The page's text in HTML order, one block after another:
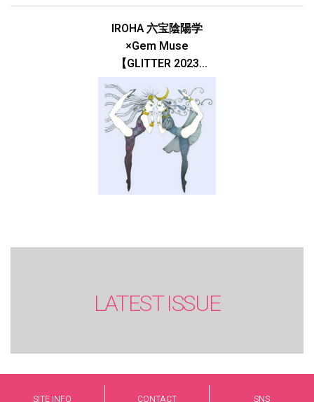
IROHA 六宝陰陽学
×Gem Muse
【GLITTER 2023
SUMMER issue】
LATEST ISSUE
SITE INFO CONTACT SNS